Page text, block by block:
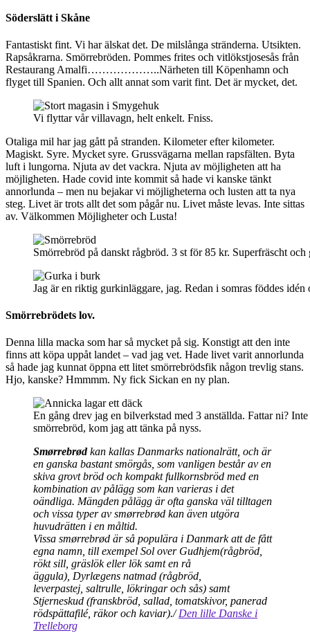
Söderslätt i Skåne
Fantastiskt fint. Vi har älskat det. De milslånga stränderna. Utsikten.
Rapsåkrarna. Smörrebröden. Pommes frites och vitlökstjosesås från
Restaurang Amalfi………………..Närheten till Köpenhamn och
flyget till Spanien. Och allt annat som varit fint. Det är mycket, det.
Vi flyttar vår villavagn, helt enkelt. Fniss.
Otaliga mil har jag gått på stranden. Kilometer efter kilometer.
Magiskt. Syre. Mycket syre. Grussvägarna mellan rapsfälten. Byta
luft i lungorna. Njuta av det vackra. Njuta av möjligheten att ha
möjligheten. Hade covid inte kommit så hade vi kanske tänkt
annorlunda – men nu bejakar vi möjligheterna och lusten att ta nya
steg. Livet är trots allt det som pågår nu. Livet måste levas. Inte sittas
av. Välkommen Möjligheter och Lusta!
Smörrebröd på danskt rågbröd. 3 st för 85 kr. Superfräscht
Jag är en riktig gurkinläggare, jag. Redan i somras föddes
Smörrebrödets lov.
Denna lilla macka som har så mycket på sig. Konstigt att den inte
finns att köpa uppåt landet – vad jag vet. Hade livet varit annorlunda
så hade jag kunnat öppna ett litet smörrebrödsfik någon trevlig stans.
Hjo, kanske? Hmmmm. Ny fick Sickan en ny plan.
En gång drev jag en bilverkstad med 3 anställda. Fattar ni?
smörrebröd, kom jag att tänka på nyss.
Smørrebrødkan kallas Danmarks nationalrätt, och är
en ganska bastant smörgås, som vanligen består av en
skiva grovt bröd och kompakt fullkornsbröd med en
kombination av pålägg som kan varieras i det
oändliga. Mängden pålägg är ofta ganska väl tilltagen
och vissa typer av smørrebrød kan även utgöra
huvudrätten i en måltid.
Vissa smørrebrød är så populära i Danmark att de fått
egna namn, till exempel Sol over Gudhjem(rågbröd,
rökt sill, gräslök eller lök samt en rå
äggula), Dyrlægens natmad (rågbröd,
leverpastej, saltrulle, lökringar och sås) samt
Stjerneskud (franskbröd, sallad, tomatskivor, panerad
rödspättafilé, räkor och kaviar)./Den lille Danske i
Trelleborg